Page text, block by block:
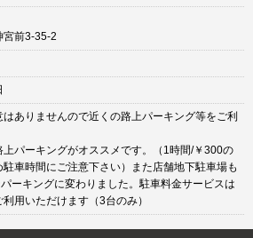
宮前3-35-2
ありませんので近くの路上パーキング等をご利
上パーキングがオススメです。（1時間/￥300の
車時間にご注意下さい）また店舗地下駐車場も
ーキングに変わりました。駐車料金サービスは
用いただけます（3台のみ）